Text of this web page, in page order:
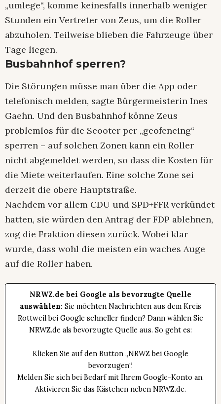
„umlege“, komme keinesfalls innerhalb weniger
Stunden ein Vertreter von Zeus, um die Roller
abzuholen. Teilweise blieben die Fahrzeuge über
Tage liegen.
Busbahnhof sperren?
Die Störungen müsse man über die App oder
telefonisch melden, sagte Bürgermeisterin Ines
Gaehn. Und den Busbahnhof könne Zeus
problemlos für die Scooter per „geofencing“
sperren – auf solchen Zonen kann ein Roller
nicht abgemeldet werden, so dass die Kosten für
die Miete weiterlaufen. Eine solche Zone sei
derzeit die obere Hauptstraße.
Nachdem vor allem CDU und SPD+FFR verkündet
hatten, sie würden den Antrag der FDP ablehnen,
zog die Fraktion diesen zurück. Wobei klar
wurde, dass wohl die meisten ein waches Auge
auf die Roller haben.
NRWZ.de bei Google als bevorzugte Quelle
auswählen: Sie möchten Nachrichten aus dem Kreis
Rottweil bei Google schneller finden? Dann wählen Sie
NRWZ.de als bevorzugte Quelle aus. So geht es:
Klicken Sie auf den Button „NRWZ bei Google
bevorzugen“.
Melden Sie sich bei Bedarf mit Ihrem Google-Konto an.
Aktivieren Sie das Kästchen neben NRWZ.de.